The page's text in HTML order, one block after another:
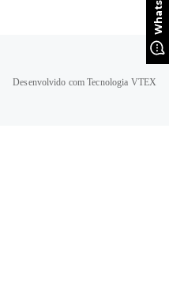
Desenvolvido com Tecnologia VTEX